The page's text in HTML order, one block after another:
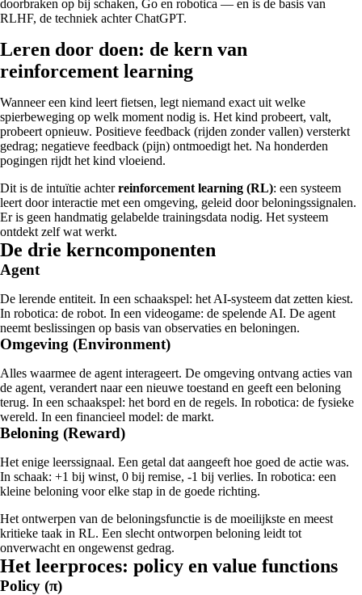
doorbraken op bij schaken, Go en robotica — en is de basis van
RLHF, de techniek achter ChatGPT.
Leren door doen: de kern van
reinforcement learning
Wanneer een kind leert fietsen, legt niemand exact uit welke
spierbeweging op welk moment nodig is. Het kind probeert, valt,
probeert opnieuw. Positieve feedback (rijden zonder vallen) versterkt
gedrag; negatieve feedback (pijn) ontmoedigt het. Na honderden
pogingen rijdt het kind vloeiend.
Dit is de intuïtie achterreinforcement learning (RL): een systeem
leert door interactie met een omgeving, geleid door beloningssignalen.
Er is geen handmatig gelabelde trainingsdata nodig. Het systeem
ontdekt zelf wat werkt.
De drie kerncomponenten
Agent
De lerende entiteit. In een schaakspel: het AI-systeem dat zetten kiest.
In robotica: de robot. In een videogame: de spelende AI. De agent
neemt beslissingen op basis van observaties en beloningen.
Omgeving (Environment)
Alles waarmee de agent interageert. De omgeving ontvang acties van
de agent, verandert naar een nieuwe toestand en geeft een beloning
terug. In een schaakspel: het bord en de regels. In robotica: de fysieke
wereld. In een financieel model: de markt.
Beloning (Reward)
Het enige leerssignaal. Een getal dat aangeeft hoe goed de actie was.
In schaak: +1 bij winst, 0 bij remise, -1 bij verlies. In robotica: een
kleine beloning voor elke stap in de goede richting.
Het ontwerpen van de beloningsfunctie is de moeilijkste en meest
kritieke taak in RL. Een slecht ontworpen beloning leidt tot
onverwacht en ongewenst gedrag.
Het leerproces: policy en value functions
Policy (π)